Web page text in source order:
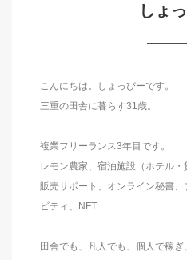
しょ
こんにちは。しょっぴーです。
三重の田舎に暮らす31歳。
複業フリーランス3年目です。
レモン農家、宿泊施設（ホテル
販売サポート、オンライン秘書
ビティ、NFT
田舎でも、凡人でも、個人で稼